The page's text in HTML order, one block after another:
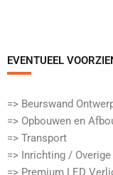
EVENTUEEL
=> Beurswand
=> Opbouwen en
=> Transport
=> Inrichting /
=> Premium LED